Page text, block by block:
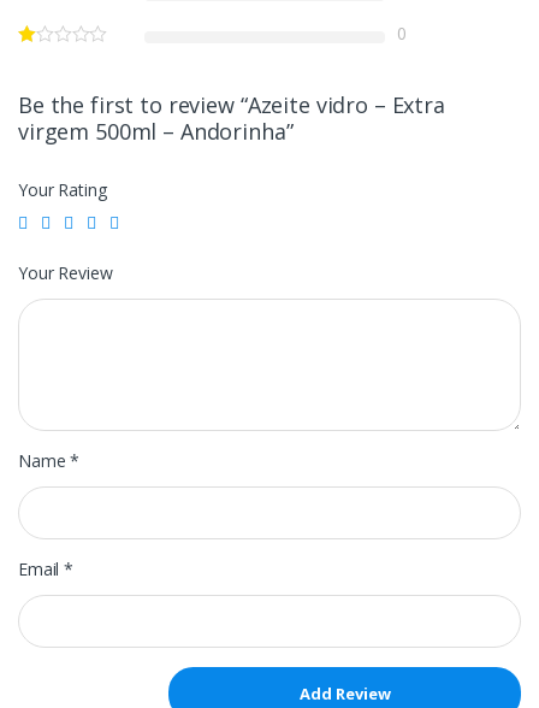
0
Be the first to review “Azeite vidro – Extra
virgem 500ml – Andorinha”
Your Rating
Your Review
Name*
Email*